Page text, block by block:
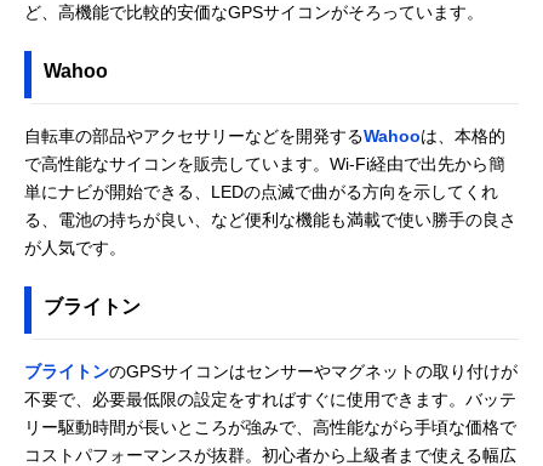
ど、高機能で比較的安価なGPSサイコンがそろっています。
Wahoo
自転車の部品やアクセサリーなどを開発するWahooは、本格的
で高性能なサイコンを販売しています。Wi-Fi経由で出先から簡
単にナビが開始できる、LEDの点滅で曲がる方向を示してくれ
る、電池の持ちが良い、など便利な機能も満載で使い勝手の良さ
が人気です。
ブライトン
ブライトンのGPSサイコンはセンサーやマグネットの取り付けが
不要で、必要最低限の設定をすればすぐに使用できます。バッテ
リー駆動時間が長いところが強みで、高性能ながら手頃な価格で
コストパフォーマンスが抜群。初心者から上級者まで使える幅広